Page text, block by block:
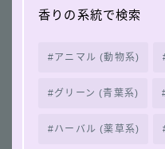
香りの系統で検索
アニマル (動物系)
グリーン (青葉系)
ハーバル (薬草系)